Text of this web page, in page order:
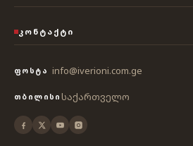
ᲙᲝᲜᲢᲐᲥᲢᲘ
ᲤᲝᲡᲢᲐ info@iverioni.com.ge
ᲗᲑᲘᲚᲘᲡᲘ საქართველო